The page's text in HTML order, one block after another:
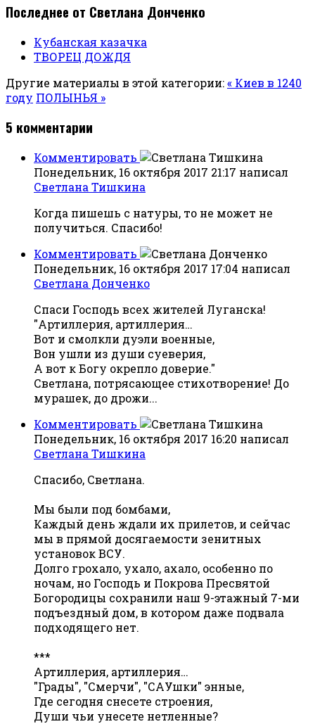
Последнее от Светлана Донченко
Кубанская казачка
ТВОРЕЦ ДОЖДЯ
Другие материалы в этой категории:« Киев в 1240
году ПОЛЫНЬЯ »
5 комментарии
Комментировать
Понедельник, 16 октября 2017 21:17 написал
Светлана Тишкина
Когда пишешь с натуры, то не может не
получиться. Спасибо!
Комментировать
Понедельник, 16 октября 2017 17:04 написал
Светлана Донченко
Спаси Господь всех жителей Луганска!
"Артиллерия, артиллерия…
Вот и смолкли дуэли военные,
Вон ушли из души суеверия,
А вот к Богу окрепло доверие."
Светлана, потрясающее стихотворение! До
мурашек, до дрожи...
Комментировать
Понедельник, 16 октября 2017 16:20 написал
Светлана Тишкина
Спасибо, Светлана.
Мы были под бомбами,
Каждый день ждали их прилетов, и сейчас
мы в прямой досягаемости зенитных
установок ВСУ.
Долго грохало, ухало, ахало, особенно по
ночам, но Господь и Покрова Пресвятой
Богородицы сохранили наш 9-этажный 7-ми
подъездный дом, в котором даже подвала
подходящего нет.
***
Артиллерия, артиллерия…
"Грады", "Смерчи", "САУшки" энные,
Где сегодня снесете строения,
Души чьи унесете нетленные?